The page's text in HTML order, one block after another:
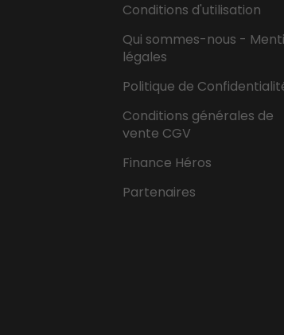
Conditions d'utilisation
Qui sommes-nous -
légales
Politique de
Conditions générales de
vente CGV
Finance Héros
Partenaires